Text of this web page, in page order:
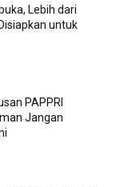
Lebih dari
untuk
PAPPRI
Jangan